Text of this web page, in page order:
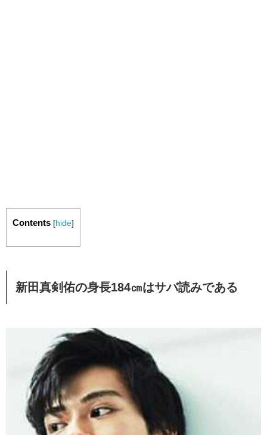
Contents [hide]
新田真剣佑の身長184㎝はサバ読みである